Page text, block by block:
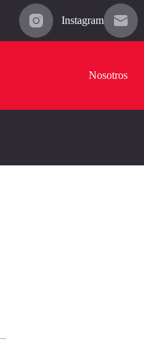
Instagram
Nosotros